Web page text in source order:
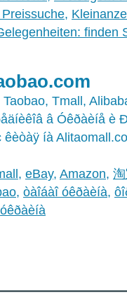
,
finden
Tmall,
â Óêðàèíå è
íà
, eBay, Amazon,
, òàîáàî óêðàèíà,
óêðàèíà